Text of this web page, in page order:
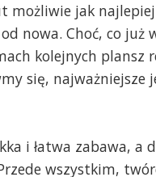
możliwie jak
nowa. Choć, co
kolejnych plansz
się,
i łatwa zabawa, a
wszystkim,